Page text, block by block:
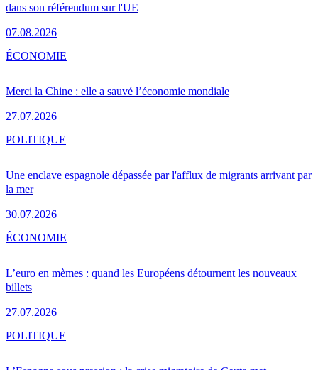
dans son référendum sur l'UE
07.08.2026
Merci la Chine : elle a sauvé l’économie mondiale
27.07.2026
ÉCONOMIE
Une enclave espagnole dépassée par l'afflux de migrants arrivant par
la mer
30.07.2026
POLITIQUE
L’euro en mèmes : quand les Européens détournent les nouveaux
billets
27.07.2026
ÉCONOMIE
POLITIQUE